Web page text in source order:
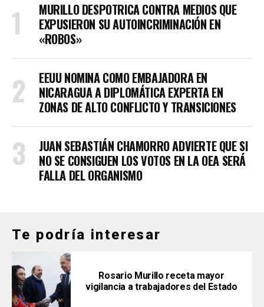
MURILLO DESPOTRICA CONTRA MEDIOS QUE
EXPUSIERON SU AUTOINCRIMINACIÓN EN
«ROBOS»
EEUU NOMINA COMO EMBAJADORA EN
NICARAGUA A DIPLOMÁTICA EXPERTA EN
ZONAS DE ALTO CONFLICTO Y TRANSICIONES
JUAN SEBASTIÁN CHAMORRO ADVIERTE QUE SI
NO SE CONSIGUEN LOS VOTOS EN LA OEA SERÁ
FALLA DEL ORGANISMO
Te podría interesar
Rosario Murillo receta mayor
vigilancia a trabajadores del Estado